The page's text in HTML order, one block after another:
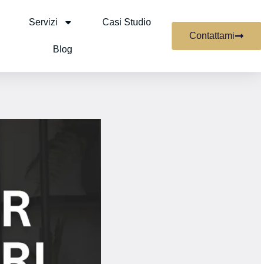
Servizi Casi Studio
Blog
Contattami